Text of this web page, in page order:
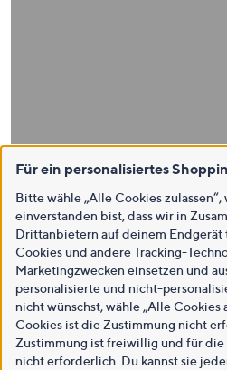
Für ein personalisiertes
Bitte wähle „Alle Cookies
einverstanden bist, dass wir in
Drittanbietern auf deinem
Cookies und andere Tracking-
Marketingzwecken einsetzen und
personalisierte und nicht-
nicht wünschst, wähle „Alle
Cookies ist die Zustimmung nicht
Zustimmung ist freiwillig und für
nicht erforderlich. Du kannst sie